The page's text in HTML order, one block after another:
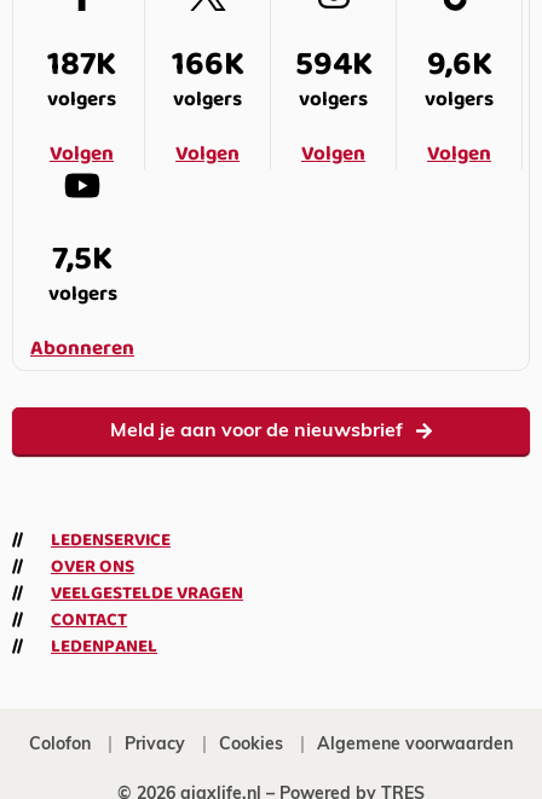
187K
volgers
Volgen
166K
volgers
Volgen
594K
volgers
Volgen
9,6K
volgers
Volgen
7,5K
volgers
Abonneren
Meld je aan voor de nieuwsbrief
LEDENSERVICE
OVER ONS
VEELGESTELDE VRAGEN
CONTACT
LEDENPANEL
Colofon Privacy Cookies Algemene voorwaarden
© 2026 ajaxlife.nl – Powered by TRES